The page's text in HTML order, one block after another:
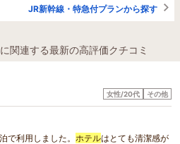
JR新幹線・特急付プランから探す
に関連する最新の高評価クチコミ
女性/20代 その他
で利用しました。 ホテルはとても清潔感が